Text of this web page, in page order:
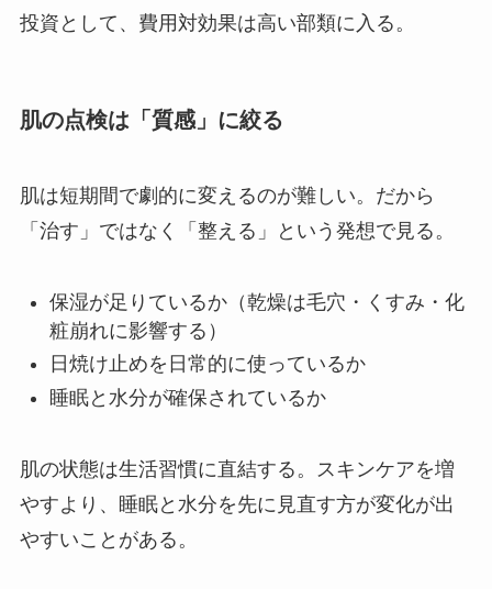
投資として、費用対効果は高い部類に入る。
肌の点検は「質感」に絞る
肌は短期間で劇的に変えるのが難しい。だから
「治す」ではなく「整える」という発想で見る。
保湿が足りているか（乾燥は毛穴・くすみ・化
粧崩れに影響する）
日焼け止めを日常的に使っているか
睡眠と水分が確保されているか
肌の状態は生活習慣に直結する。スキンケアを増
やすより、睡眠と水分を先に見直す方が変化が出
やすいことがある。